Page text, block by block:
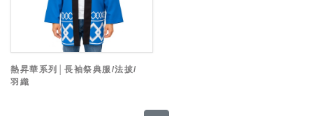
熱昇華系列│長袖祭典服/法披/
羽織